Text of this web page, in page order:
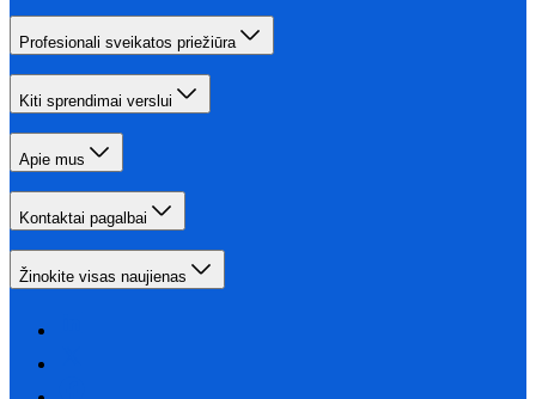
Profesionali sveikatos priežiūra
Kiti sprendimai verslui
Apie mus
Kontaktai pagalbai
Žinokite visas naujienas